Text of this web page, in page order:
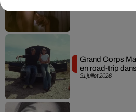
31 juillet 2026
Grand Corps
en road-trip